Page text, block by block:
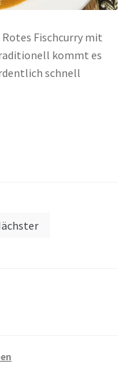
Fischcurry mit
kommt es
schnell